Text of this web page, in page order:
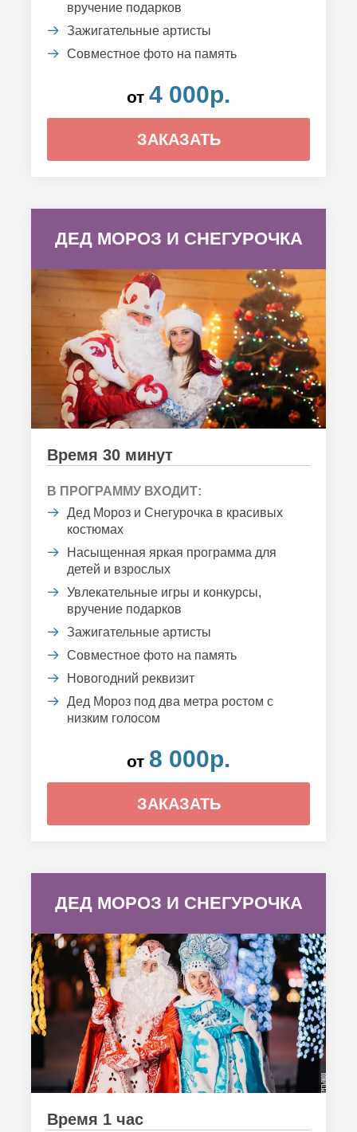
вручение подарков
Зажигательные артисты
Совместное фото на память
от 4 000р.
ЗАКАЗАТЬ
ДЕД МОРОЗ И СНЕГУРОЧКА
Время 30 минут
В ПРОГРАММУ ВХОДИТ:
Дед Мороз и Снегурочка в красивых
костюмах
Насыщенная яркая программа для
детей и взрослых
Увлекательные игры и конкурсы,
вручение подарков
Зажигательные артисты
Совместное фото на память
Новогодний реквизит
Дед Мороз под два метра ростом с
низким голосом
от 8 000р.
ЗАКАЗАТЬ
ДЕД МОРОЗ И СНЕГУРОЧКА
Время 1 час